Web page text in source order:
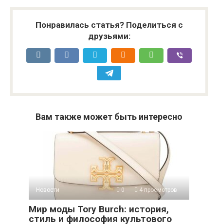
Понравилась статья? Поделиться с
друзьями:
Вам также может быть интересно
Новости 0 4 просмотров
Мир моды Tory Burch: история,
стиль и философия культового